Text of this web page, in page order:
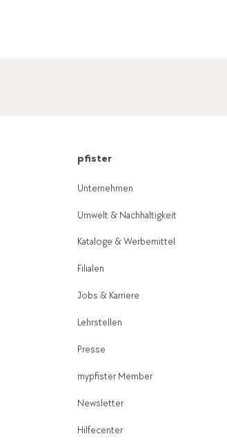
pfister
Unternehmen
Umwelt & Nachhaltigkeit
Kataloge & Werbemittel
Filialen
Jobs & Karriere
Lehrstellen
Presse
mypfister Member
Newsletter
Hilfecenter